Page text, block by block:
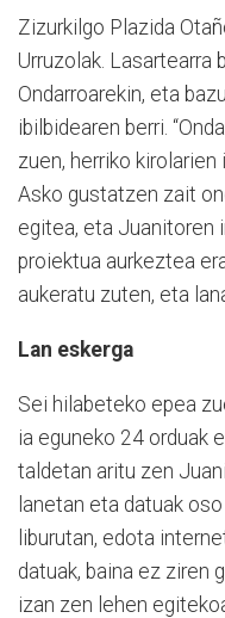
Zizurkilgo Plazida
Urruzolak. Lasartearra
Ondarroarekin, eta
ibilbidearen berri.
zuen, herriko
Asko gustatzen zait
egitea, eta Juanitoren
proiektua aurkeztea
aukeratu zuten, eta
Lan eskerga
Sei hilabeteko epea
ia eguneko 24 orduak
taldetan aritu zen
lanetan eta datuak
liburutan, edota
datuak, baina ez ziren
izan zen lehen